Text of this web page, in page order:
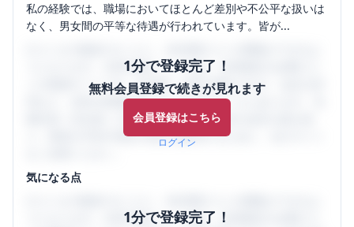
私の経験では、職場においてほとんど差別や不公平な扱いは
なく、男女間の平等な待遇が行われています。皆が...
1分で登録完了！
無料会員登録で続きが見れます
会員登録はこちら
ログイン
うになります。SHEHUB(シーハブ)は、女性限定の企業口コ
ミの投稿サイトです。給与面・女性の働きやすさ・会社の評
判など、女性の転職は気にすべき点がたくさんあります。先
輩社員（元社員）の口コミを通して、本当の会社の姿を知
り、将来の不安や現在の悩みを解消するために、ぜひサイト
気になる点
1分で登録完了！
うになります。SHEHUB(シーハブ)は、女性限定の企業口コ